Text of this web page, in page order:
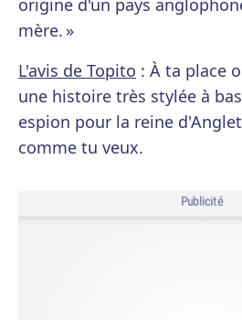
origine d'un pays
mère. »
L'avis de Topito : À ta place
une histoire très stylée à
espion pour la reine
comme tu veux.
Publicité